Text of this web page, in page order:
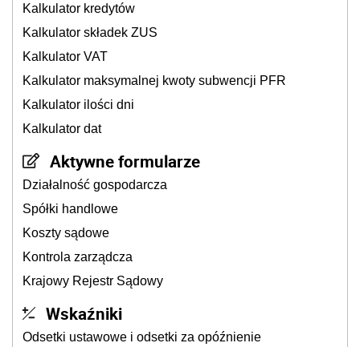
Kalkulator kredytów
Kalkulator składek ZUS
Kalkulator VAT
Kalkulator maksymalnej kwoty subwencji PFR
Kalkulator ilości dni
Kalkulator dat
Aktywne formularze
Działalność gospodarcza
Spółki handlowe
Koszty sądowe
Kontrola zarządcza
Krajowy Rejestr Sądowy
Wskaźniki
Odsetki ustawowe i odsetki za opóźnienie